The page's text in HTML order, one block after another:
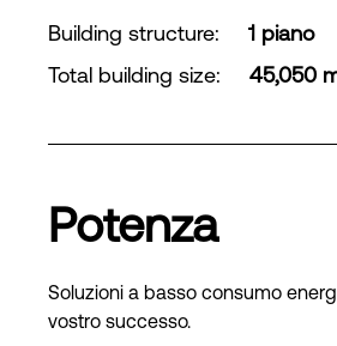
Building structure:
1 piano
Total building size: 45,050
Potenza
Soluzioni a basso consumo
vostro successo.